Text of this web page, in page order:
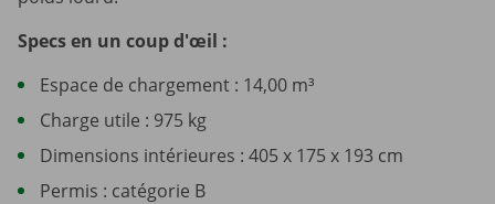
Specs en un coup d'œil :
Espace de chargement : 14,00 m³
Charge utile : 975 kg
Dimensions intérieures : 405 x 175 x 193 cm
Permis : catégorie B